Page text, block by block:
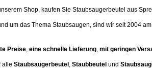
Shop, kaufen Sie Staubsaugerbeutel aus
um das Thema Staubsaugen, sind wir seit 2004
Preise, eine schnelle Lieferung, mit geringen
alle Staubsaugerbeutel, Staubbeutel und